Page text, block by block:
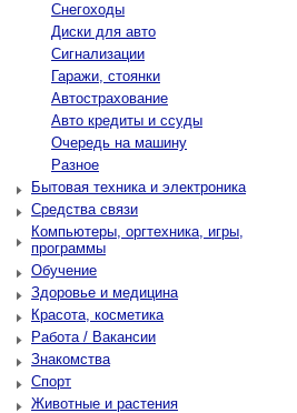
Снегоходы
Диски для авто
Сигнализации
Гаражи, стоянки
Автострахование
Авто кредиты и ссуды
Очередь на машину
Разное
Бытовая техника и электроника
Средства связи
Компьютеры, оргтехника, игры,
программы
Обучение
Здоровье и медицина
Красота, косметика
Работа / Вакансии
Знакомства
Спорт
Животные и растения